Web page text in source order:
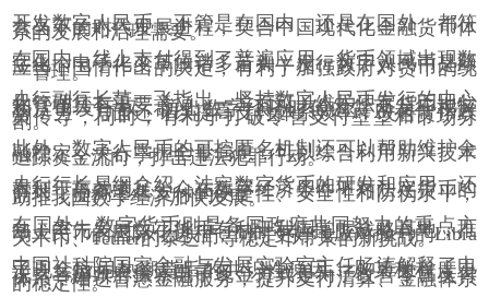
开发数字人民币，不管是在国内、还是在国外，都符
合当下的时代发展进程，契合中国现代化金融货币体
系的发展和治理需要。
在国内，线上支付得到了普遍应用，货币领域出现数
字化、电子化变革的诸多苗头，发行数字人民币是顺
应当下国情作出的决定，有利于加强政府对货币的统
一管理。
央行副行长范一飞指出，坚持数字人民币发行的中心
化管理具有重要意义，一方面可以维护法定货币地位
和货币发行权，防止数字经济时代的货币发行权旁
落，另一方面还可以提高支付体系效率，改善货币政
策传导，同时，有利于打破零售支付壁垒和市场分
割。
此外，数字人民币的可控匿名机制还可以帮助维护金
融稳定，央行掌握全量信息，可以综合利用新兴技术
追踪资金流向，打击违法犯罪行动。
央行行长易纲介绍，法定数字货币的研发和应用，还
有利于高效满足公众在数字经济条件下对法定货币的
需求，提高零售支付的便捷性、安全性和防伪水平，
助推我国数字经济加快发展。
在国外，数字货币则是各国政府共同努力的重点方
向，率先发展数字货币有利于我国掌握战略高地，推
动人民币的国际化进程，同时更好地应对脸书的Libra
天平币、Tether的泰达币等稳定币带来的新挑战。
中国社科院国家金融与发展实验室主任杨涛解释了电
子现金应用热潮背后的共识性原因，从某种程度上
说，各国政府探索电子现金方式是为了改善零售支付
体系，增进普惠金融服务，提升支付清算、金融体系
的稳定性。